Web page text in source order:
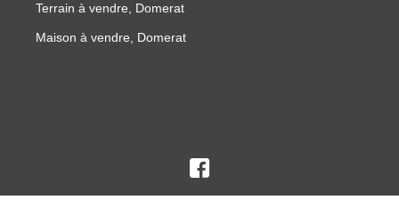
Terrain à vendre, Domerat
Maison à vendre, Domerat